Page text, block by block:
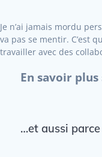
Je n’ai jamais mordu
va pas se mentir. C’est
travailler avec des
En savoir plus
…et aussi parce